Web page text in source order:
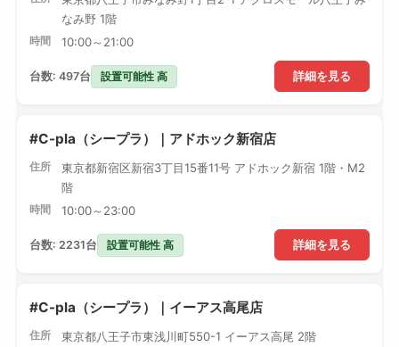
なみ野 1階
時間 10:00～21:00
詳細を見る
台数: 497台 設置可能性 高
#C-pla（シープラ）｜アドホック新宿店
住所
東京都新宿区新宿3丁目15番11号 アドホック新宿 1階・M2
階
時間 10:00～23:00
詳細を見る
台数: 2231台 設置可能性 高
#C-pla（シープラ）｜イーアス高尾店
住所 東京都八王子市東浅川町550-1 イーアス高尾 2階